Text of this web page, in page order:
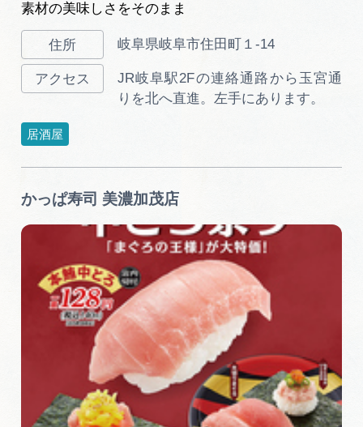
素材の美味しさをそのまま
岐阜県岐阜市住田町１-14
JR岐阜駅2Fの連絡通路から玉宮通
りを北へ直進。左手にあります。
居酒屋
かっぱ寿司 美濃加茂店